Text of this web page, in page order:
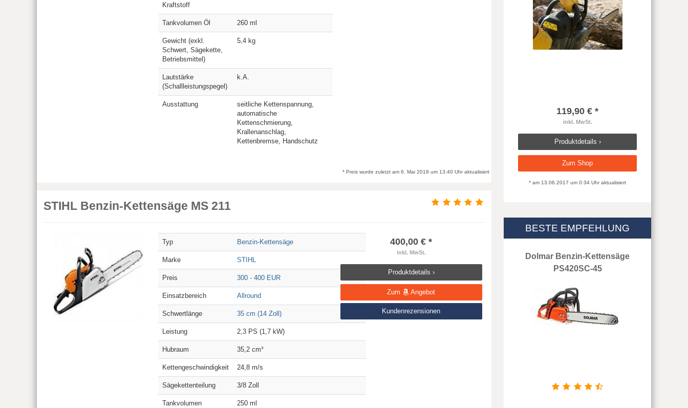
Kraftstoff
Tankvolumen Öl 260 ml
Gewicht (exkl.
Schwert, Sägekette,
Betriebsmittel)
5,4 kg
Lautstärke
(Schallleistungspegel)
k.A.
Ausstattung
seitliche Kettenspannung,
automatische
Kettenschmierung,
Krallenanschlag,
Kettenbremse, Handschutz
* Preis wurde zuletzt am 6. Mai 2018 um 13:40 Uhr aktualisiert
STIHL Benzin-Kettensäge MS 211
Typ Benzin-Kettensäge
Marke STIHL
Preis 300 - 400 EUR
Einsatzbereich Allround
Schwertlänge 35 cm (14 Zoll)
Leistung 2,3 PS (1,7 kW)
Hubraum 35,2 cm³
Kettengeschwindigkeit 24,8 m/s
Sägekettenteilung 3/8 Zoll
Tankvolumen
250 ml
400,00 € *
inkl. MwSt.
Produktdetails ›
Zum Angebot
Kundenrezensionen
119,90 € *
inkl. MwSt.
Produktdetails ›
Zum Shop
* am 13.06.2017 um 0:34 Uhr aktualisiert
BESTE EMPFEHLUNG
Dolmar Benzin-Kettensäge
PS420SC-45